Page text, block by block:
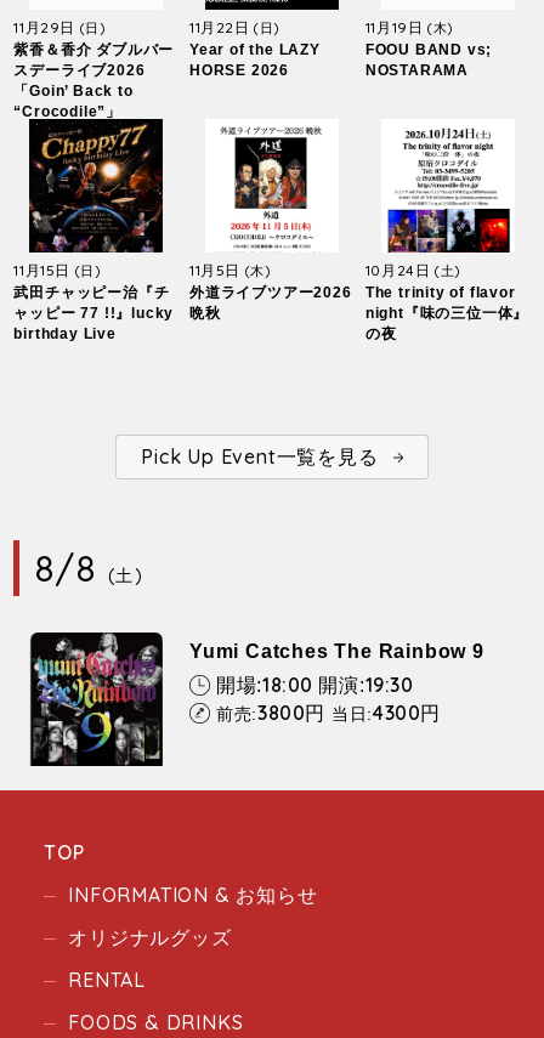
11月29日 (日)
紫香＆香介 ダブルバー
スデーライブ2026
「Goin’ Back to
“Crocodile”」
11月22日(日)
Year of the LAZY
HORSE 2026
11月19日 (木)
FOOU BAND vs;
NOSTARAMA
11月15日 (日)
武田チャッピー治『チ
ャッピー 77 !!』lucky
birthday Live
11月5日 (木)
外道ライブツアー2026
晩秋
10月24日 (土)
The trinity of flavor
night『味の三位一体』
の夜
Pick Up Event一覧を見る
8/8 (土)
Yumi Catches The Rainbow 9
開場:18:00 開演:19:30
前売:3800円 当日:4300円
TOP
INFORMATION & お知らせ
オリジナルグッズ
RENTAL
FOODS & DRINKS